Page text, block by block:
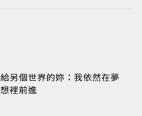
給另個世界的妳：我依然在夢
想裡前進